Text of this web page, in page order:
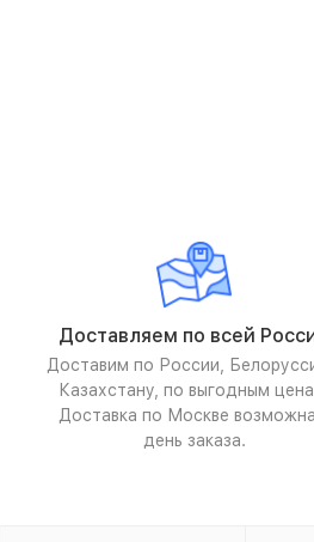
Доставляем по всей
Доставим по России,
Казахстану, по выгодным
Доставка по Москве
день заказа.